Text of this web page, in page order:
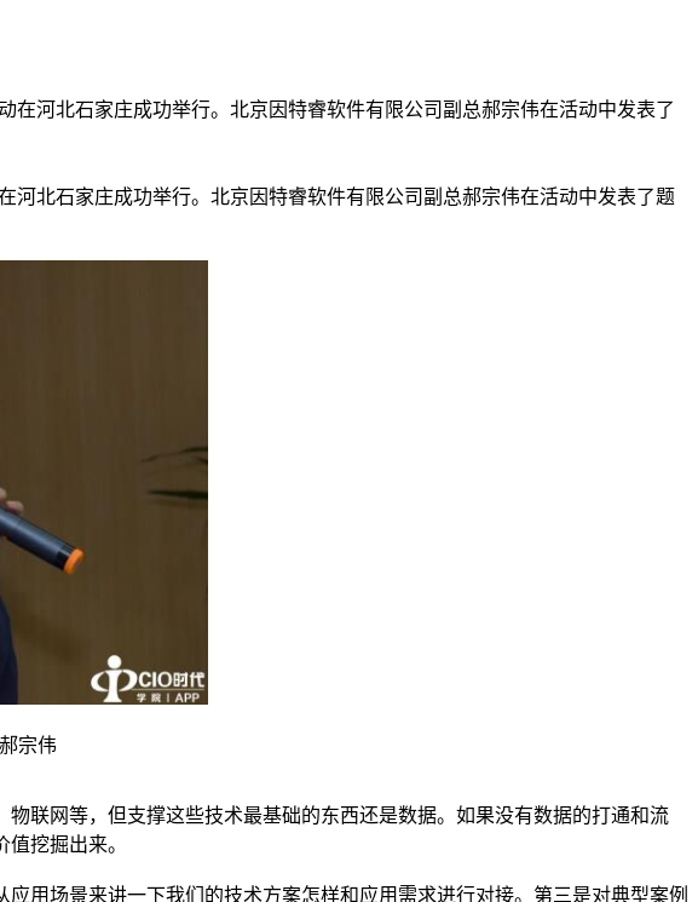
在河北石家庄成功举行。北京因特睿软件有限公司副总郝宗伟在活动中发表了
北石家庄成功举行。北京因特睿软件有限公司副总郝宗伟在活动中发表了题
宗伟
网等，但支撑这些技术最基础的东西还是数据。如果没有数据的打通和流
挖掘出来。
场景来讲一下我们的技术方案怎样和应用需求进行对接。第三是对典型案例